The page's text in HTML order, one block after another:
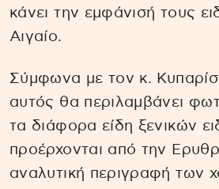
κάνει την εμφάνισή τους
Αιγαίο.
Σύμφωνα με τον κ.
αυτός θα περιλαμβάνει
τα διάφορα είδη ξενικών
προέρχονται από την
αναλυτική περιγραφή των